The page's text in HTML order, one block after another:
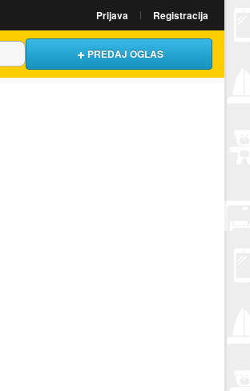
Prijava Registracija
PREDAJ OGLAS